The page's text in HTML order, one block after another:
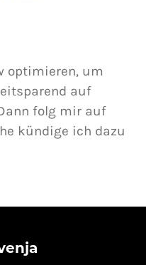
optimieren, um
auf
folg mir auf
kündige ich dazu